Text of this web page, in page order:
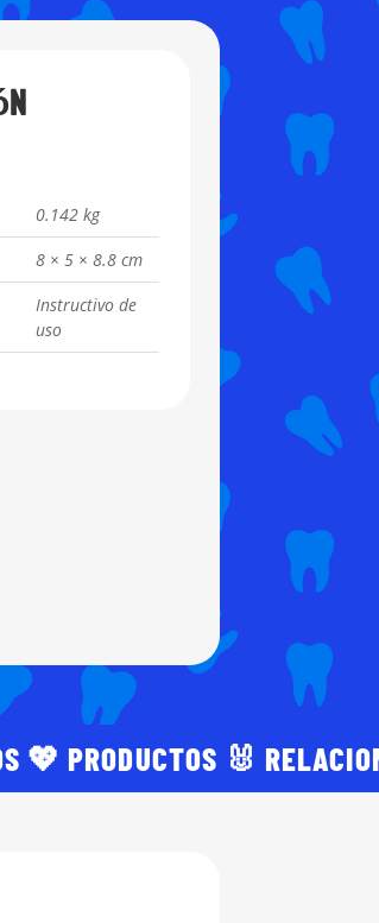
0.142 kg
8 × 5 × 8.8 cm
Instructivo de
uso
💖 PRODUCTOS 🐰